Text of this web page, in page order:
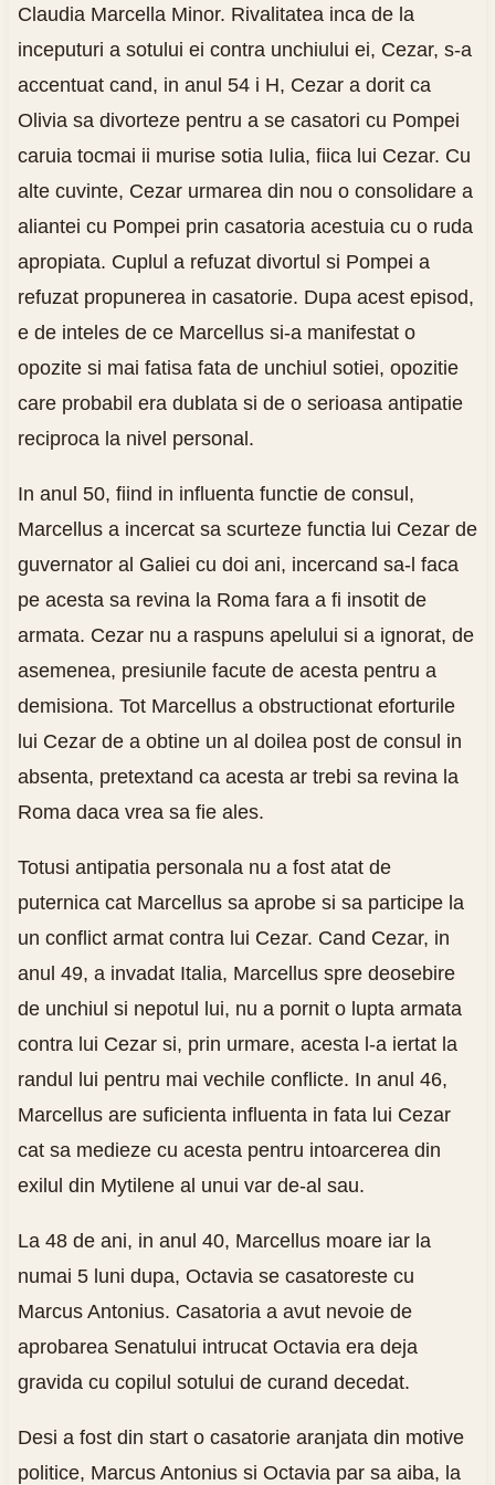
Claudia Marcella Minor. Rivalitatea inca de la
inceputuri a sotului ei contra unchiului ei, Cezar, s-a
accentuat cand, in anul 54 i H, Cezar a dorit ca
Olivia sa divorteze pentru a se casatori cu Pompei
caruia tocmai ii murise sotia Iulia, fiica lui Cezar. Cu
alte cuvinte, Cezar urmarea din nou o consolidare a
aliantei cu Pompei prin casatoria acestuia cu o ruda
apropiata. Cuplul a refuzat divortul si Pompei a
refuzat propunerea in casatorie. Dupa acest episod,
e de inteles de ce Marcellus si-a manifestat o
opozite si mai fatisa fata de unchiul sotiei, opozitie
care probabil era dublata si de o serioasa antipatie
reciproca la nivel personal.
In anul 50, fiind in influenta functie de consul,
Marcellus a incercat sa scurteze functia lui Cezar de
guvernator al Galiei cu doi ani, incercand sa-l faca
pe acesta sa revina la Roma fara a fi insotit de
armata. Cezar nu a raspuns apelului si a ignorat, de
asemenea, presiunile facute de acesta pentru a
demisiona. Tot Marcellus a obstructionat eforturile
lui Cezar de a obtine un al doilea post de consul in
absenta, pretextand ca acesta ar trebi sa revina la
Roma daca vrea sa fie ales.
Totusi antipatia personala nu a fost atat de
puternica cat Marcellus sa aprobe si sa participe la
un conflict armat contra lui Cezar. Cand Cezar, in
anul 49, a invadat Italia, Marcellus spre deosebire
de unchiul si nepotul lui, nu a pornit o lupta armata
contra lui Cezar si, prin urmare, acesta l-a iertat la
randul lui pentru mai vechile conflicte. In anul 46,
Marcellus are suficienta influenta in fata lui Cezar
cat sa medieze cu acesta pentru intoarcerea din
exilul din Mytilene al unui var de-al sau.
La 48 de ani, in anul 40, Marcellus moare iar la
numai 5 luni dupa, Octavia se casatoreste cu
Marcus Antonius. Casatoria a avut nevoie de
aprobarea Senatului intrucat Octavia era deja
gravida cu copilul sotului de curand decedat.
Desi a fost din start o casatorie aranjata din motive
politice, Marcus Antonius si Octavia par sa aiba, la